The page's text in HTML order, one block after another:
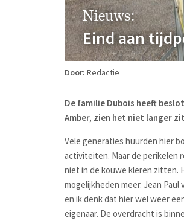
Nieuws:
Eind aan
Door: Redactie
De familie Dubois heeft
Amber, zien het niet langer
Vele generaties huurden hier
activiteiten. Maar de perikelen
niet in de kouwe kleren zitten.
mogelijkheden meer. Jean
en ik denk dat hier wel weer
eigenaar. De overdracht is